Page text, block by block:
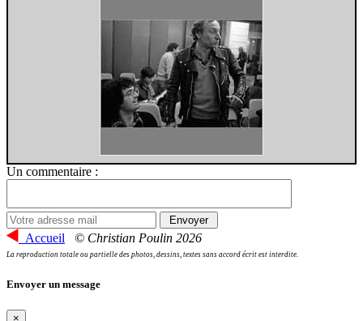
Un commentaire :
Accueil © Christian Poulin 2026
La reproduction totale ou partielle des photos, dessins, textes sans accord écrit est interdite.
Envoyer un message
×